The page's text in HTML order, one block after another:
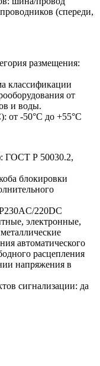
(спереди,
размещения:
классификации
от
и воды.
от -50°С до +55°С
ГОСТ Р 50030.2,
блокировки
220DC
электронные,
автоматического
расцепления
напряжения в
сигнализации: да